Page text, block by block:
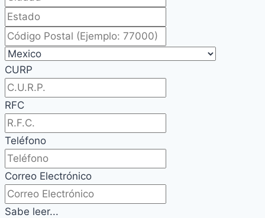
CURP
RFC
Teléfono
Correo Electrónico
Sabe leer...